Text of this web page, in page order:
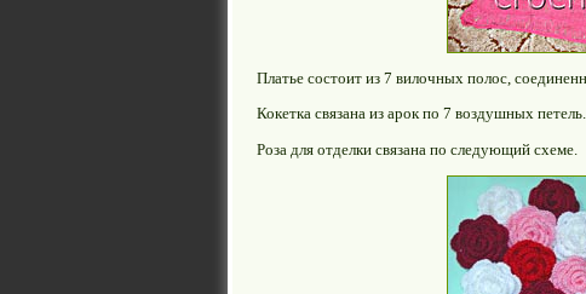
Платье состоит из 7 вилочных полос,
Кокетка связана из арок по 7 воздушных петель.
Роза для отделки связана по следующий схеме.